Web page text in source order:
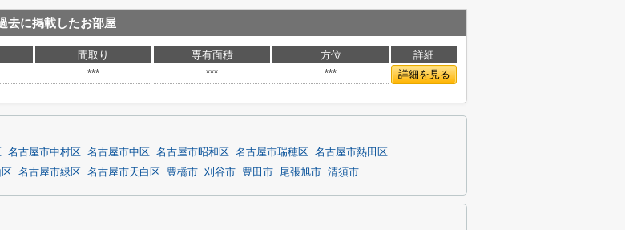
去に掲載したお部屋
間取り 専有面積 方位
詳細
*** *** *** 詳細を見る
名古屋市中村区 名古屋市中区 名古屋市昭和区 名古屋市瑞穂区
名古屋市熱田区
名古屋市緑区 名古屋市天白区 豊橋市 刈谷市 豊田市 尾張旭市 清須市